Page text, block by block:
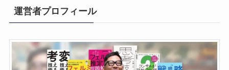
運営者プロフィール